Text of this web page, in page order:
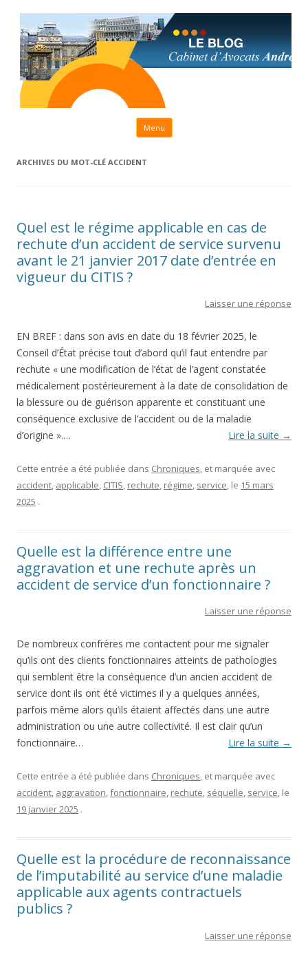
Menu Aller au contenu principal
ARCHIVES DU MOT-CLÉ ACCIDENT
Quel est le régime applicable en cas de
rechute d’un accident de service survenu
avant le 21 janvier 2017 date d’entrée en
vigueur du CITIS ?
Laisser une réponse
EN BREF : dans son avis en date du 18 février 2025, le
Conseil d’État précise tout d’abord qu’il faut entendre par
rechute « une modification de l’état de l’agent constatée
médicalement postérieurement à la date de consolidation de
la blessure ou de guérison apparente et constituant une
conséquence exclusive de l’accident ou de la maladie
d’origine ».…
Lire la suite →
Cette entrée a été publiée dans Chroniques, et marquée avec
accident, applicable, CITIS, rechute, régime, service, le 15 mars
2025 .
Quelle est la différence entre une
aggravation et une rechute après un
accident de service d’un fonctionnaire ?
Laisser une réponse
De nombreux confrères me contactent pour me signaler
qu’ils ont des clients fonctionnaires atteints de pathologies
qui semblent être la conséquence d’un ancien accident de
service dont ils ont été victimes il y a quelques années,
parfois même alors qu’ils étaient affectés dans une autre
administration ou une autre collectivité. Il est clair qu’un
fonctionnaire…
Lire la suite →
Cette entrée a été publiée dans Chroniques, et marquée avec
accident, aggravation,fonctionnaire, rechute, séquelle, service, le
19 janvier 2025 .
Quelle est la procédure de reconnaissance
de l’imputabilité au service d’une maladie
applicable aux agents contractuels
publics ?
Laisser une réponse